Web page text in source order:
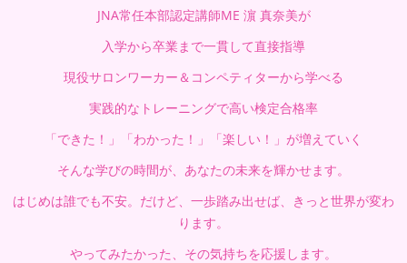
JNA常任本部認定講師ME 濵 真奈美が
入学から卒業まで一貫して直接指導
現役サロンワーカー＆コンペティターから学べる
実践的なトレーニングで高い検定合格率
「できた！」「わかった！」「楽しい！」が増えていく
そんな学びの時間が、あなたの未来を輝かせます。
はじめは誰でも不安。だけど、一歩踏み出せば、きっと世界が変わ
ります。
やってみたかった、その気持ちを応援します。